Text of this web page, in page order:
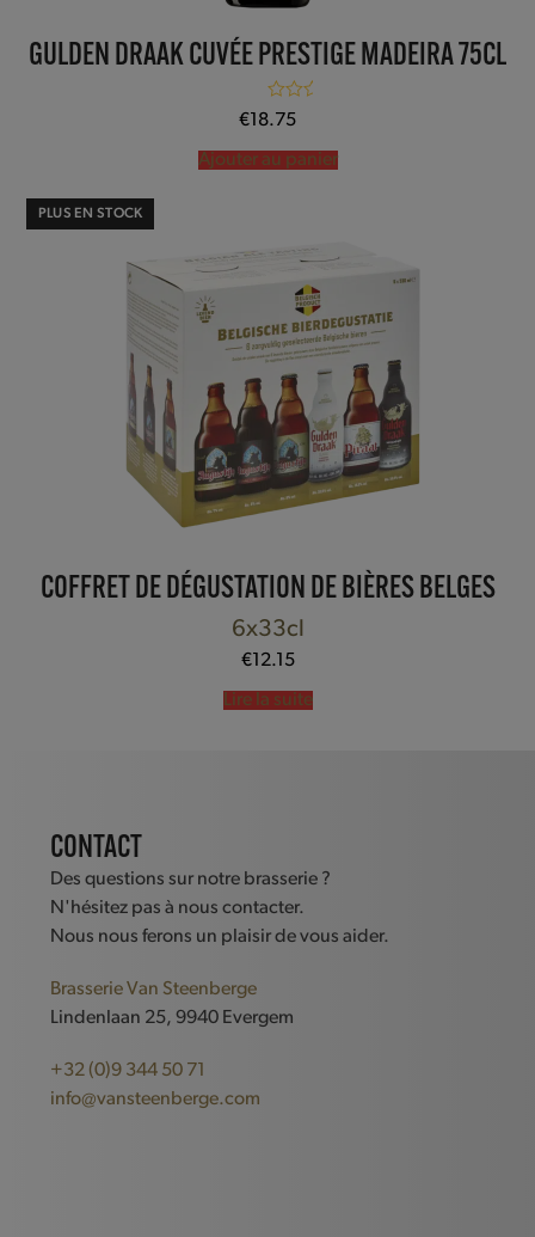
GULDEN DRAAK CUVÉE PRESTIGE MADEIRA 75CL
Note
sur 5
€18.75
Ajouter au panier
PLUS EN STOCK
COFFRET DE DÉGUSTATION DE BIÈRES BELGES
6x33cl
€12.15
Lire la suite
CONTACT
Des questions sur notre brasserie ?
N'hésitez pas à nous contacter.
Nous nous ferons un plaisir de vous aider.
Brasserie Van Steenberge
Lindenlaan 25, 9940 Evergem
+32 (0)9 344 50 71
info@vansteenberge.com